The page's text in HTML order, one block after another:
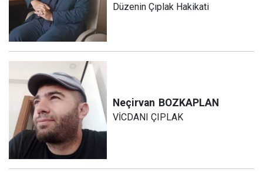
Düzenin Çıplak Hakikati
Neçirvan BOZKAPLAN
VİCDANI ÇIPLAK